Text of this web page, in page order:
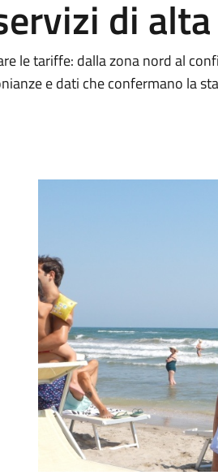
di
le tariffe: dalla zona nord al
e dati che confermano la